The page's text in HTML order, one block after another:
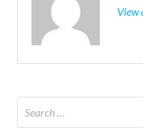
View